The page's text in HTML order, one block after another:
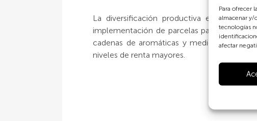
Para ofrecer
almacenar y/
tecnologías
afectar
La diversificación productiva es una de
implementación de parcelas para la
cadenas de aromáticas y medicinales, un
niveles de renta mayores.